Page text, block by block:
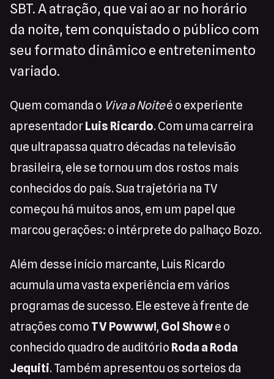
SBT. A atração, que vai ao ar no horário
da noite, tem conquistado o público com
seu formato dinâmico e entretenimento
variado.
Quem comanda o Viva a Noiteé o experiente
apresentadorLuis Ricardo. Com uma carreira
que ultrapassa quatro décadas na televisão
brasileira, ele se tornou um dos rostos mais
conhecidos do país. Sua trajetória na TV
começou há muitos anos, em um papel que
marcou gerações: o intérprete do palhaço Bozo.
Além desse início marcante, Luis Ricardo
acumula uma vasta experiência em vários
programas de sucesso. Ele esteve à frente de
atrações como TV Powww!, Gol Showe o
conhecido quadro de auditório Roda a Roda
Jequiti. Também apresentou os sorteios da